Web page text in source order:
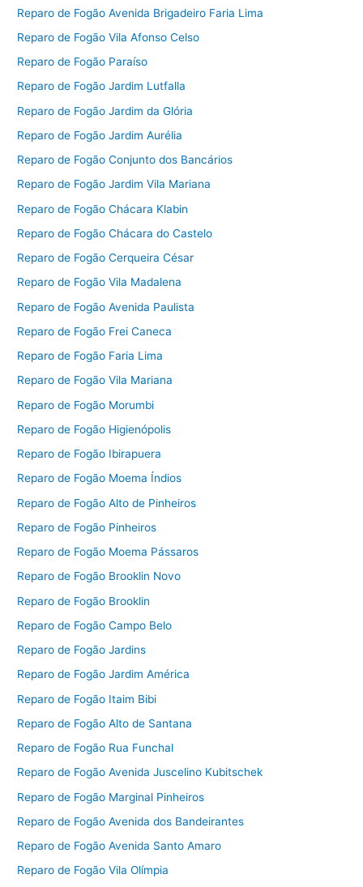
Reparo de Fogão Avenida Brigadeiro Faria Lima
Reparo de Fogão Vila Afonso Celso
Reparo de Fogão Paraíso
Reparo de Fogão Jardim Lutfalla
Reparo de Fogão Jardim da Glória
Reparo de Fogão Jardim Aurélia
Reparo de Fogão Conjunto dos Bancários
Reparo de Fogão Jardim Vila Mariana
Reparo de Fogão Chácara Klabin
Reparo de Fogão Chácara do Castelo
Reparo de Fogão Cerqueira César
Reparo de Fogão Vila Madalena
Reparo de Fogão Avenida Paulista
Reparo de Fogão Frei Caneca
Reparo de Fogão Faria Lima
Reparo de Fogão Vila Mariana
Reparo de Fogão Morumbi
Reparo de Fogão Higienópolis
Reparo de Fogão Ibirapuera
Reparo de Fogão Moema Índios
Reparo de Fogão Alto de Pinheiros
Reparo de Fogão Pinheiros
Reparo de Fogão Moema Pássaros
Reparo de Fogão Brooklin Novo
Reparo de Fogão Brooklin
Reparo de Fogão Campo Belo
Reparo de Fogão Jardins
Reparo de Fogão Jardim América
Reparo de Fogão Itaim Bibi
Reparo de Fogão Alto de Santana
Reparo de Fogão Rua Funchal
Reparo de Fogão Avenida Juscelino Kubitschek
Reparo de Fogão Marginal Pinheiros
Reparo de Fogão Avenida dos Bandeirantes
Reparo de Fogão Avenida Santo Amaro
Reparo de Fogão Vila Olímpia